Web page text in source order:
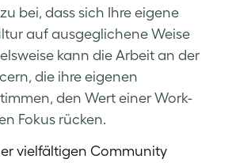
bei, dass sich Ihre eigene
auf ausgeglichene Weise
kann die Arbeit an der
die ihre eigenen
den Wert einer Work-
Fokus rücken.
vielfältigen Community